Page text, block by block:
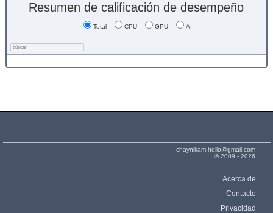
Resumen de calificación de desempeño
Total CPU GPU AI
chaynikam.hello@gmail.com
© 2009 - 2026
Acerca de
Contacto
Privacidad